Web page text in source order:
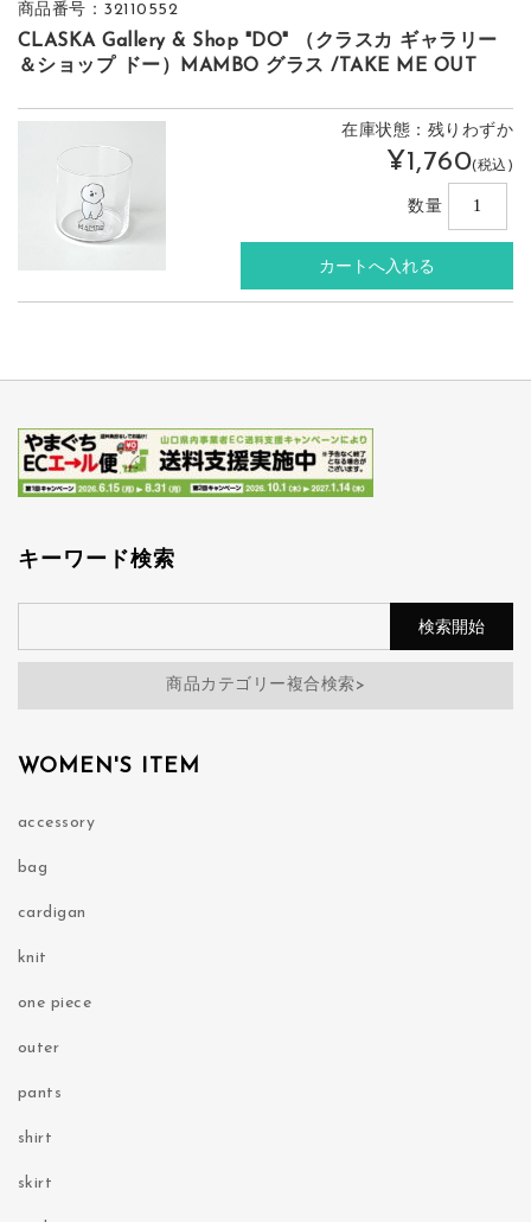
商品番号：32110552
CLASKA Gallery & Shop "DO" （クラスカ ギャラリー
＆ショップ ドー）MAMBO グラス /TAKE ME OUT
在庫状態：残りわずか
¥1,760(税込)
数量
キーワード検索
商品カテゴリー複合検索>
WOMEN'S ITEM
accessory
bag
cardigan
knit
one piece
outer
pants
shirt
skirt